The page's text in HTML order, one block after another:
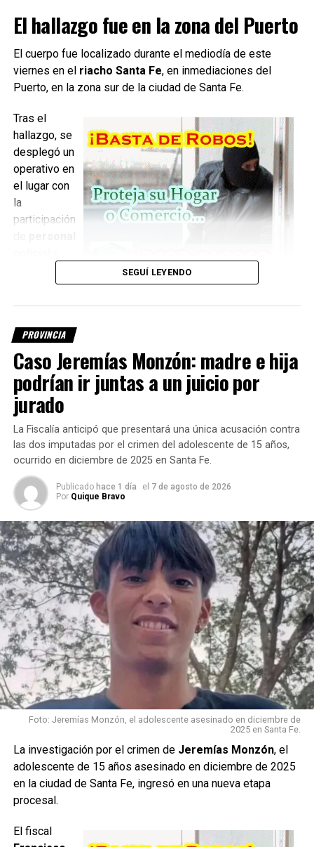
disparó sin decirle nada”, dijo Patricia, madre del joven
Los novios ya «estaban juntados y vivían en mi casa»
sostuvo Patricia, que conoce a su consuegra pero no tiene
Y al respecto sentenció «solamente es un ‘hola ¿qué tal?'».
Fuente: La Opinión
TEMAS RELACIONADOS:
Encerrona, despiste y vuelco en la ruta 19
Informe de Tránsito de Rutas y Accesos de la Provincia
de Santa Fe
El hallazgo fue en la zona del Puerto
El cuerpo fue localizado durante el mediodía de este
viernes en el riacho Santa Fe, en inmediaciones del
Puerto, en la zona sur de la ciudad de Santa Fe.
Tras el
hallazgo, se
desplegó un
operativo en
el lugar con
la
participación
trabajan para
Investigan si es el kitesurfista
desaparecido
Una de las principales hipótesis que se intenta determinar
es si el cuerpo corresponde aFernando Cappi, de 32
años, quien desapareció el jueves por la tarde en el paraje
El Chaquito, mientras practicaba kitesurf.
Hasta el momento,la identidad del cuerpo no fue
confirmada oficialmente
Los
investigadores trabajan en el lugar para avanzar con las
pericias correspondientes y determinar si existe relación
con la desaparición del deportista.
La información se encuentra en desarrollo.Se
aguardan datos oficiales sobre la identidad de la persona
SEGUÍ LEYENDO
PROVINCIA
Caso Jeremías Monzón: madre e hija
podrían ir juntas a un juicio por
jurado
La Fiscalía anticipó que presentará una única acusación contra
las dos imputadas por el crimen del adolescente de 15 años,
ocurrido en diciembre de 2025 en Santa Fe.
Publicado hace 1 día el 7 de agosto de 2026
Por Quique Bravo
Foto: Jeremías Monzón, el adolescente asesinado en diciembre de
2025 en Santa Fe.
La investigación por el crimen de Jeremías Monzón, el
adolescente de 15 años asesinado en diciembre de 2025
en la ciudad de Santa Fe, ingresó en una nueva etapa
procesal.
El fiscal